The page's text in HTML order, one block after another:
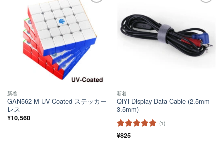
新着
GAN562 M UV-Coated ステッカー
レス
¥10,560
新着
QiYi Display Data Cable (2.5mm –
3.5mm)
5段階中
(1)
¥825